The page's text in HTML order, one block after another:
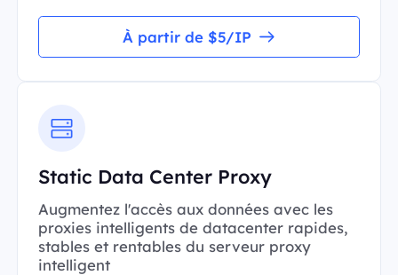
À partir de $5/IP
Static Data Center Proxy
Augmentez l'accès aux données avec les
proxies intelligents de datacenter rapides,
stables et rentables du serveur proxy
intelligent